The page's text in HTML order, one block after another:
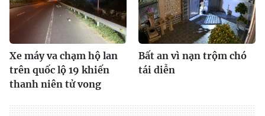
Xe máy va chạm hộ lan
trên quốc lộ 19 khiến
thanh niên tử vong
Bất an vì nạn trộm chó
tái diễn